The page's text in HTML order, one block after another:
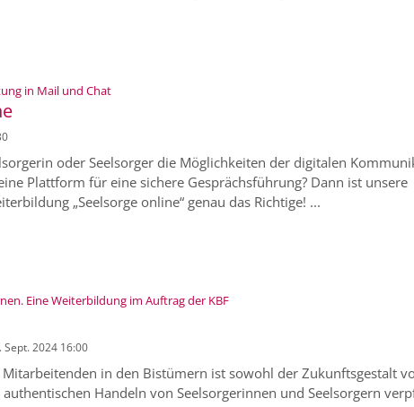
in Mail und Chat:
oder Seelsorger die Möglichkeiten der digitalen
Plattform für eine sichere Gesprächsführung? Dann ist unsere
„Seelsorge online“ genau das Richtige! ...
Eine Weiterbildung im Auftrag der KBF:
Sept. 2024 16:00
in den Bistümern ist sowohl der Zukunftsgestalt
Handeln von Seelsorgerinnen und Seelsorgern